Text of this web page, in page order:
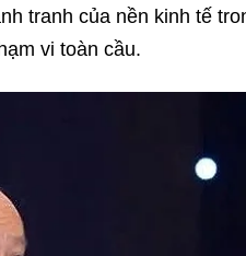
tranh của nền kinh tế
vi toàn cầu.